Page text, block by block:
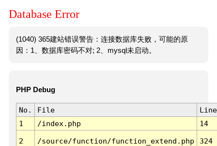
Database Error
(1040) 365建站错误警告：连接数据库失败，可能的原
因：1、数据库密码不对; 2、mysql未启动。
PHP Debug
No. File
Line
1
/index.php 14
2 /source/function/function_extend.php 324